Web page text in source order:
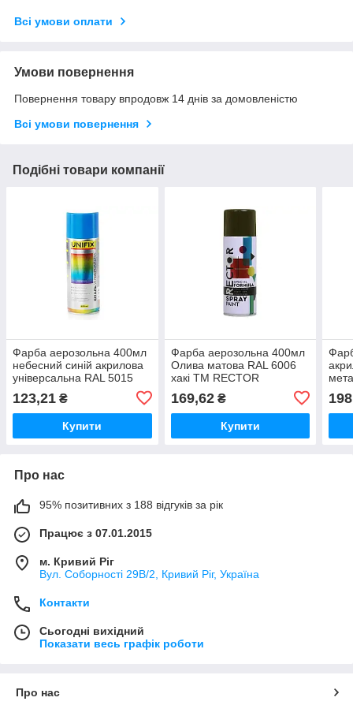
Всі умови оплати
Умови повернення
Повернення товару впродовж 14 днів за домовленістю
Всі умови повернення
Подібні товари компанії
Фарба аерозольна 400мл
небесний синій акрилова
універсальна RAL 5015
123,21 ₴
Купити
Фарба аерозольна 400мл
Олива матова RAL 6006
хакі ТМ RECTOR
169,62₴
Купити
Про нас
95% позитивних з 188 відгуків за рік
Працює з 07.01.2015
м. Кривий Ріг
Вул. Соборності 29В/2, Кривий Ріг, Україна
Контакти
Сьогодні вихідний
Показати весь графік роботи
Про нас